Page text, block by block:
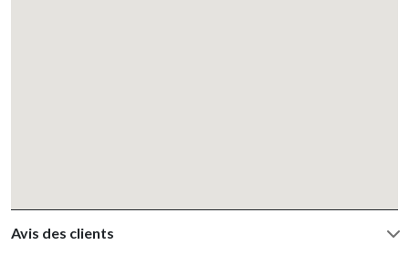
Avis des clients